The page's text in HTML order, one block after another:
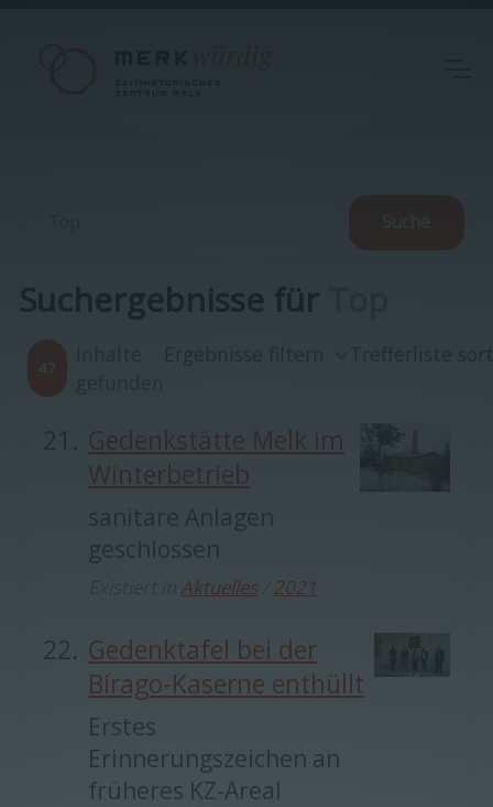
Suchergebnisse für
47
Gedenkstätte Melk im
Winterbetrieb
sanitäre Anlagen
geschlossen
Aktuelles 2021
Gedenktafel bei der
Birago-Kaserne enthüllt
Erstes
Erinnerungszeichen an
früheres KZ-Areal